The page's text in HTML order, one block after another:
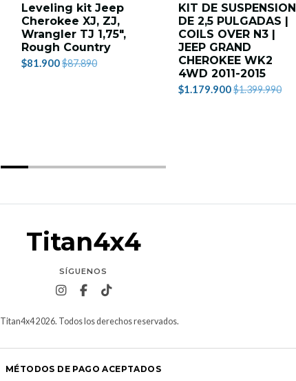
Leveling kit Jeep
Cherokee XJ, ZJ,
Wrangler TJ 1,75",
Rough Country
$81.900$87.890
KIT DE SUSPENSION
DE 2,5 PULGADAS |
COILS OVER N3 |
JEEP GRAND
CHEROKEE WK2
4WD 2011-2015
$1.179.900$1.399.990
Titan4x4
SÍGUENOS
Titan4x4 2026. Todos los derechos reservados.
MÉTODOS DE PAGO ACEPTADOS